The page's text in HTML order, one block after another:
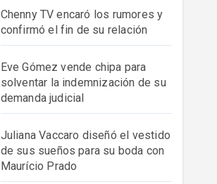
Chenny TV encaró los rumores y
confirmó el fin de su relación
Eve Gómez vende chipa para
solventar la indemnización de su
demanda judicial
Juliana Vaccaro diseñó el vestido
de sus sueños para su boda con
Maurício Prado